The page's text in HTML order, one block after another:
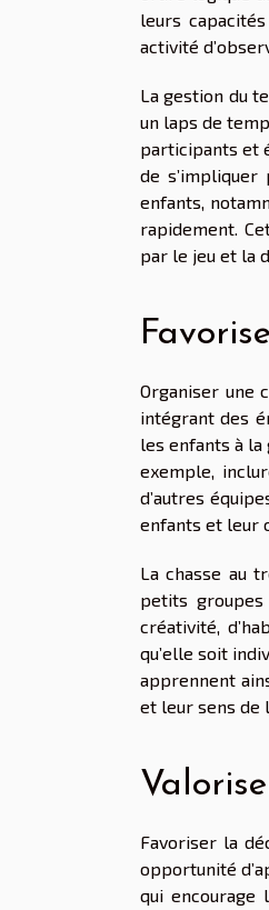
leurs
activité
La gestion du
un laps de
participants et
de
enfants,
rapidement.
par le jeu et la
Organiser une
intégrant des
les enfants à la
exemple,
d’autres
enfants et leur
La chasse au
petits groupes
créativité,
qu’elle soit
apprennent
et leur sens de
Favoriser la
opportunité
qui encourage